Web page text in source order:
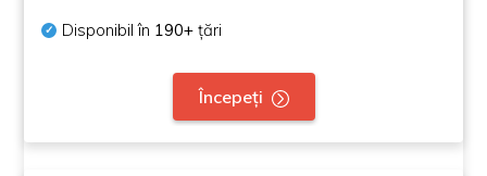
Disponibil în 190+ țări
Începeți